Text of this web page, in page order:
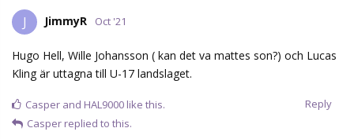
J JimmyR Oct '21
Hugo Hell, Wille Johansson ( kan det va mattes son?) och Lucas
Kling är uttagna till U-17 landslaget.
Reply
Casper and HAL9000 like this.
Casper replied to this.